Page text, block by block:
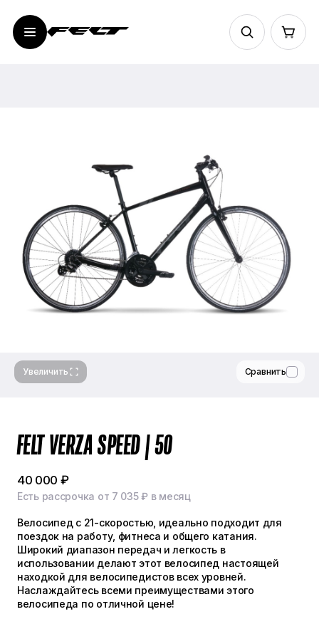
40 000 ₽
Увеличить Сравнить
FELT VERZA SPEED | 50
40 000 ₽
Есть рассрочка от 7 035 ₽ в месяц
Велосипед с 21-скоростью, идеально подходит для
поездок на работу, фитнеса и общего катания.
Широкий диапазон передач и легкость в
использовании делают этот велосипед настоящей
находкой для велосипедистов всех уровней.
Наслаждайтесь всеми преимуществами этого
велосипеда по отличной цене!